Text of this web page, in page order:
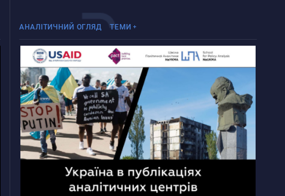
АНАЛІТИЧНИЙ ОГЛЯД ТЕМИ
Війна Росії проти України